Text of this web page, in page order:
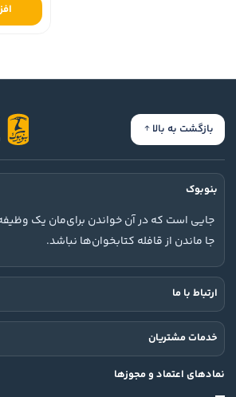
بازگشت به بالا
بنوبوک
جایی است که در آن خواندن برای‌مان یک
جا ماندن از قافله کتابخوان‌ها نباشد.
ارتباط با ما
خدمات مشتریان
نمادهای اعتماد و مجوزها